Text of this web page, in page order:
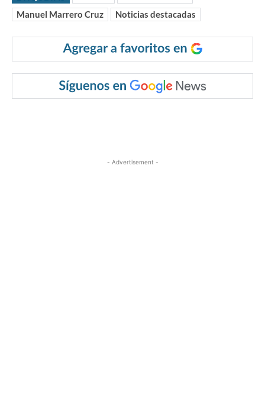
Manuel Marrero Cruz
Noticias destacadas
- Advertisement -